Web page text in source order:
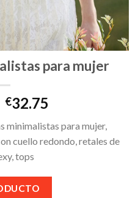
para mujer
€32.75
minimalistas para mujer,
cuello redondo, retales de
tops